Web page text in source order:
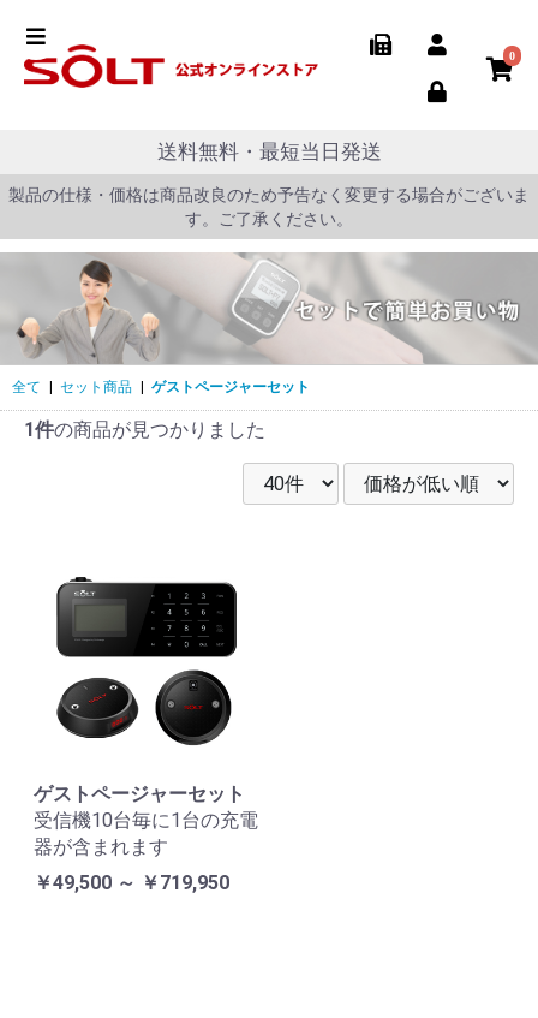
0
送料無料・最短当日発送
製品の仕様・価格は商品改良のため予告なく変更する場合がございま
す。ご了承ください。
全て セット商品 ゲストページャーセット
1件の商品が見つかりました
ゲストページャーセット
受信機10台毎に1台の充電
器が含まれます
￥49,500 ～ ￥719,950